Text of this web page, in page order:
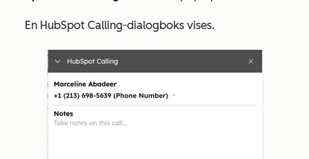
En HubSpot Calling-dialogboks vises.